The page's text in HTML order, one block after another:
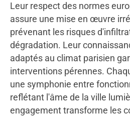
Leur respect des normes
assure une mise en œuvre
prévenant les risques
dégradation. Leur
adaptés au climat parisien
interventions pérennes.
une symphonie entre
reflétant l'âme de la ville
engagement transforme les